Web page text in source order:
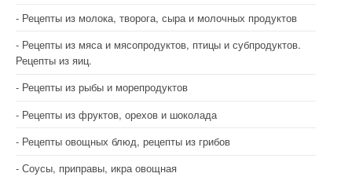
Рецепты из молока, творога, сыра и молочных продуктов
Рецепты из мяса и мясопродуктов, птицы и субпродуктов.
Рецепты из яиц.
Рецепты из рыбы и морепродуктов
Рецепты из фруктов, орехов и шоколада
Рецепты овощных блюд, рецепты из грибов
Соусы, приправы, икра овощная